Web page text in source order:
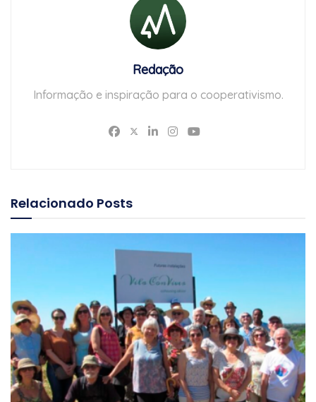
Redação
Informação e inspiração para o cooperativismo.
Relacionado Posts